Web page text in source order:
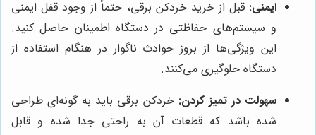
ایمنی: قبل از خرید خردکن برقی، حتماً از وجود قفل ایمنی
و سیستم‌های حفاظتی در دستگاه اطمینان حاصل کنید.
این ویژگی‌ها از بروز حوادث ناگوار در هنگام استفاده از
دستگاه جلوگیری می‌کنند.
سهولت در تمیز کردن: خردکن برقی باید به گونه‌ای طراحی
شده باشد که قطعات آن به راحتی جدا شده و قابل